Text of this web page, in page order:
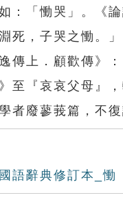
：「慟哭」。《
死，子哭之慟。」
傳上．顧歡傳》
至『哀哀父母』
者廢蓼莪篇，不復
語辭典修訂本_慟